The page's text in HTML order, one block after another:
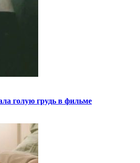
голую грудь в фильме